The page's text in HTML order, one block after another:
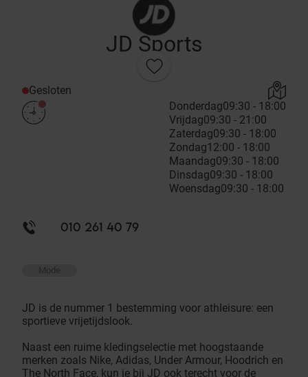
JD Sports
Gesloten
Donderdag09:30 - 18:00
Vrijdag09:30 - 21:00
Zaterdag09:30 - 18:00
Zondag12:00 - 18:00
Maandag09:30 - 18:00
Dinsdag09:30 - 18:00
Woensdag09:30 - 18:00
010 261 40 79
Mode
JD is de nummer 1 bestemming voor athleisure: een
sportieve vrijetijdslook.
Naast een ruime kledingselectie met hoogstaande
merken zoals Nike, Adidas, Under Armour, Hoodrich en
The North Face, kun je bij JD ook terecht voor de